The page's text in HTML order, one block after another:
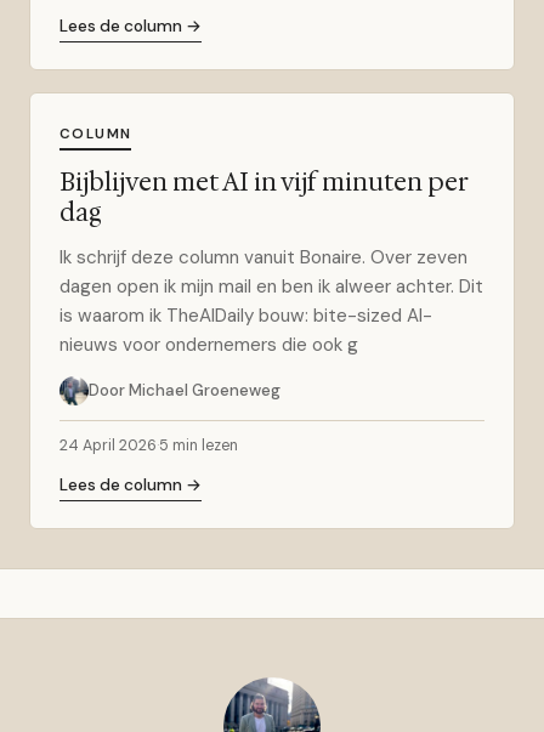
Lees de column →
COLUMN
Bijblijven met AI in vijf minuten per
dag
Ik schrijf deze column vanuit Bonaire. Over zeven
dagen open ik mijn mail en ben ik alweer achter. Dit
is waarom ik TheAIDaily bouw: bite-sized AI-
nieuws voor ondernemers die ook g
Door Michael Groeneweg
24 April 2026·5 min lezen
Lees de column →